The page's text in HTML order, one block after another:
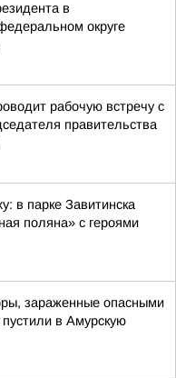
в
округе
рабочую встречу с
правительства
в парке Завитинска
поляна» с героями
зараженные опасными
в Амурскую